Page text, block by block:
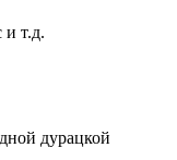
т.д.
дурацкой